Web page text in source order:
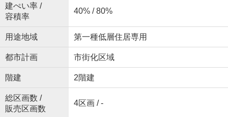
建ぺい率 /
容積率
40% / 80%
用途地域 第一種低層住居専用
都市計画 市街化区域
階建 2階建
総区画数 /
販売区画数
4区画 / -